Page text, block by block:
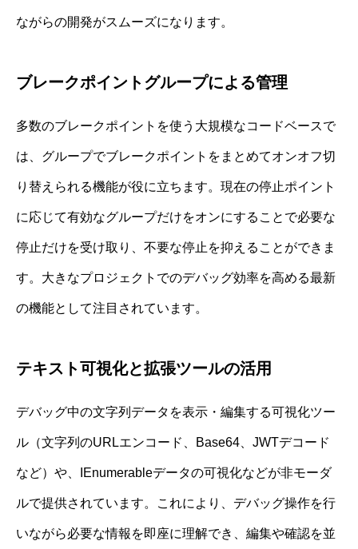
ながらの開発がスムーズになります。
ブレークポイントグループによる管理
多数のブレークポイントを使う大規模なコードベースで
は、グループでブレークポイントをまとめてオンオフ切
り替えられる機能が役に立ちます。現在の停止ポイント
に応じて有効なグループだけをオンにすることで必要な
停止だけを受け取り、不要な停止を抑えることができま
す。大きなプロジェクトでのデバッグ効率を高める最新
の機能として注目されています。
テキスト可視化と拡張ツールの活用
デバッグ中の文字列データを表示・編集する可視化ツー
ル（文字列のURLエンコード、Base64、JWTデコード
など）や、IEnumerableデータの可視化などが非モーダ
ルで提供されています。これにより、デバッグ操作を行
いながら必要な情報を即座に理解でき、編集や確認を並